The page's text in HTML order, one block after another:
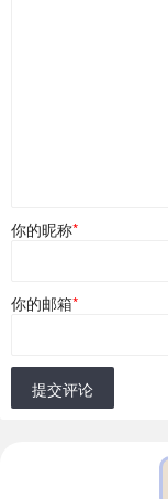
你的昵称*
你的邮箱*
提交评论